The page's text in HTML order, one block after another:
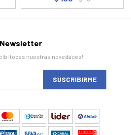
Newsletter
todas nuestras novedades!
SUSCRIBIRME